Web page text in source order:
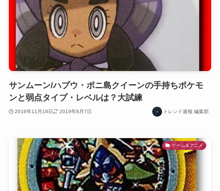
サンムーン/ハプウ・ポニ島クイーンの手持ちポケモ
ンと弱点タイプ・レベルは？大試練
2016年11月18日 2019年8月7日 トレンド速報 編集部
ゲーム＆アニメ